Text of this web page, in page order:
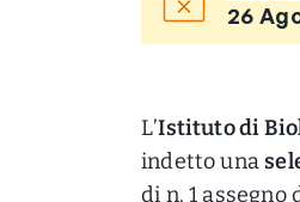
26
L’Istituto di
indetto una
di n. 1